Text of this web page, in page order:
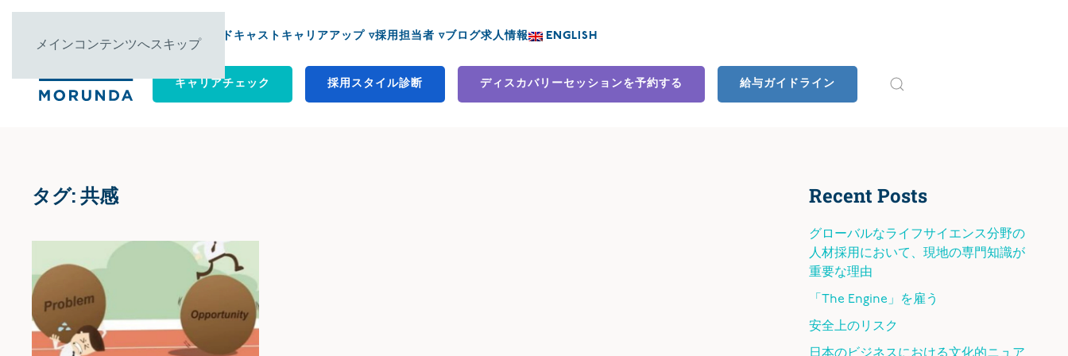
メインコンテンツへスキップ
について ▿ ポッドキャスト キャリアアップ ▿採用担当者 ▿ブログ求人情報 ENGLISH
キャリアチェック 採用スタイル診断 ディスカバリーセッションを予約する 給与ガイドライン
タグ:共感 Recent Posts
グローバルなライフサイエンス分野の
人材採用において、現地の専門知識が
重要な理由
「The Engine」を雇う
安全上のリスク
日本のビジネスにおける文化的ニュア